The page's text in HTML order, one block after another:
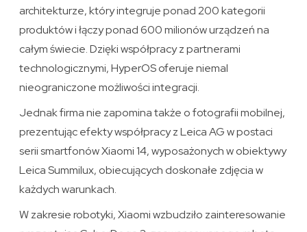
architekturze, który integruje ponad 200 kategorii
produktów i łączy ponad 600 milionów urządzeń na
całym świecie. Dzięki współpracy z partnerami
technologicznymi, HyperOS oferuje niemal
nieograniczone możliwości integracji.
Jednak firma nie zapomina także o fotografii mobilnej,
prezentując efekty współpracy z Leica AG w postaci
serii smartfonów Xiaomi 14, wyposażonych w obiektywy
Leica Summilux, obiecujących doskonałe zdjęcia w
każdych warunkach.
W zakresie robotyki, Xiaomi wzbudziło zainteresowanie